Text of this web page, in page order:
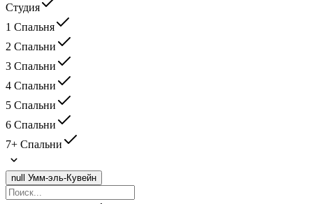
Студия
1 Спальня
2 Спальни
3 Спальни
4 Спальни
5 Спальни
6 Спальни
7+ Спальни
null Умм-эль-Кувейн